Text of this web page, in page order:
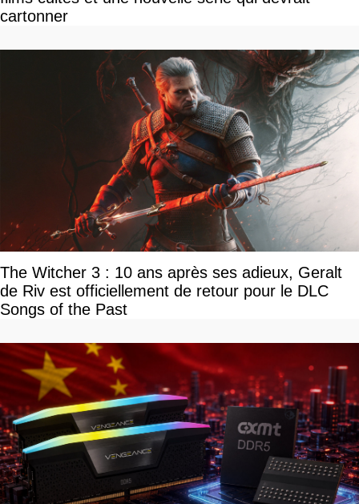
cartonner
The Witcher 3 : 10 ans après ses adieux, Geralt
de Riv est officiellement de retour pour le DLC
Songs of the Past